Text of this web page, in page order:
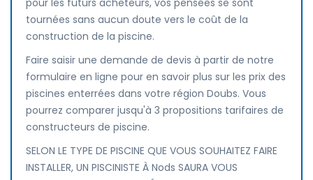
pour les futurs acheteurs, vos pensées se sont
tournées sans aucun doute vers le coût de la
construction de la piscine.
Faire saisir une demande de devis à partir de notre
formulaire en ligne pour en savoir plus sur les prix des
piscines enterrées dans votre région Doubs. Vous
pourrez comparer jusqu'à 3 propositions tarifaires de
constructeurs de piscine.
SELON LE TYPE DE PISCINE QUE VOUS SOUHAITEZ FAIRE
INSTALLER, UN PISCINISTE À Nods SAURA VOUS